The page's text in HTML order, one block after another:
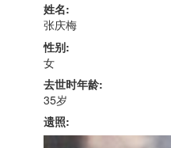
姓名:
张庆梅
性别:
女
去世时年龄:
35岁
遗照: